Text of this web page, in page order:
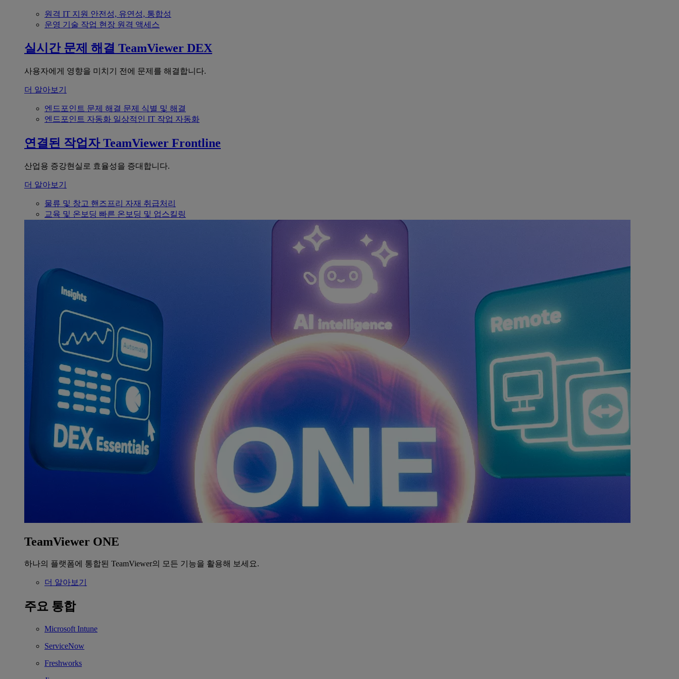
원격 IT 지원 안전성, 유연성, 통합성
운영 기술 작업 현장 원격 액세스
실시간 문제 해결 TeamViewer DEX
사용자에게 영향을 미치기 전에 문제를 해결합니다.
더 알아보기
엔드포인트 문제 해결 문제 식별 및 해결
엔드포인트 자동화 일상적인 IT 작업 자동화
연결된 작업자 TeamViewer Frontline
산업용 증강현실로 효율성을 증대합니다.
더 알아보기
물류 및 창고 핸즈프리 자재 취급처리
교육 및 온보딩 빠른 온보딩 및 업스킬링
TeamViewer ONE
하나의 플랫폼에 통합된 TeamViewer의 모든 기능을 활용해 보세요.
더 알아보기
주요 통합
Microsoft Intune
ServiceNow
Freshworks